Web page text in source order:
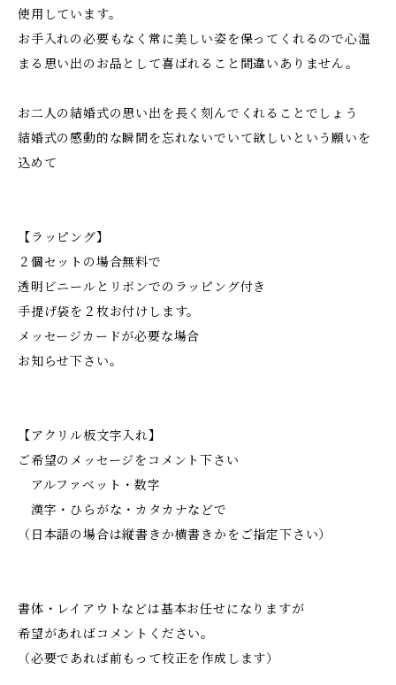
使用しています。
お手入れの必要もなく常に美しい姿を保ってくれるので心温
まる思い出のお品として喜ばれること間違いありません。
お二人の結婚式の思い出を長く刻んでくれることでしょう
結婚式の感動的な瞬間を忘れないでいて欲しいという願いを
込めて
【ラッピング】
２個セットの場合無料で
透明ビニールとリボンでのラッピング付き
手提げ袋を２枚お付けします。
メッセージカードが必要な場合
お知らせ下さい。
【アクリル板文字入れ】
ご希望のメッセージをコメント下さい
アルファベット・数字
漢字・ひらがな・カタカナなどで
（日本語の場合は縦書きか横書きかをご指定下さい）
書体・レイアウトなどは基本お任せになりますが
希望があればコメントください。
（必要であれば前もって校正を作成します）